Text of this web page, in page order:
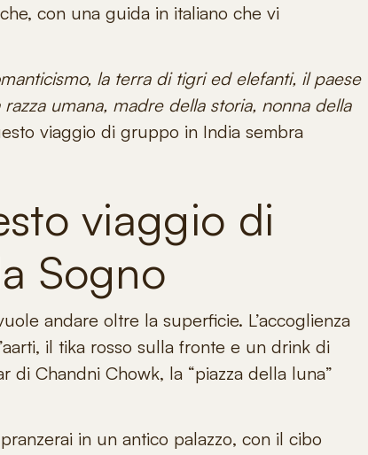
con una guida in italiano che vi
la terra di tigri ed elefanti, il paese
umana, madre della storia, nonna della
viaggio di gruppo in India sembra
viaggio di
Sogno
andare oltre la superficie. L’accoglienza
il tika rosso sulla fronte e un drink di
Chandni Chowk, la “piazza della luna”
in un antico palazzo, con il cibo